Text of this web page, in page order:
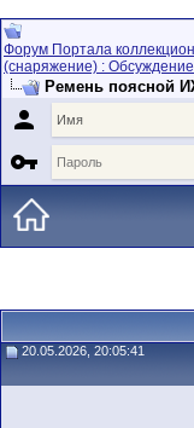
Форум Портала
(снаряжение) :
Ремень поясной


20.05.2026, 20:05:41